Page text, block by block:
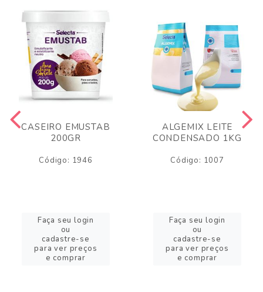
CASEIRO EMUSTAB
200GR
Código: 1946
Faça seu login
ou
cadastre-se
para ver preços
e comprar
ALGEMIX LEITE
CONDENSADO 1KG
Código: 1007
Faça seu login
ou
cadastre-se
para ver preços
e comprar